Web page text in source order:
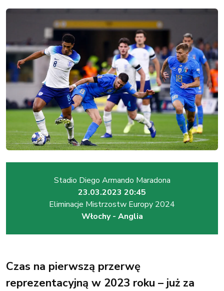
Stadio Diego Armando Maradona
23.03.2023 20:45
Eliminacje Mistrzostw Europy 2024
Włochy - Anglia
Czas na pierwszą przerwę
reprezentacyjną w 2023 roku – już za